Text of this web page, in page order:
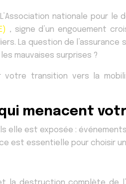
nationale pour le
, signe d’un engouement
La question de
mauvaises surprises ?
transition vers la
menacent
elle est exposée :
est essentielle pour choisir